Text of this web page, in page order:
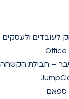
לעובדים ולעסקים
– חבילת הקשחה
ספאם